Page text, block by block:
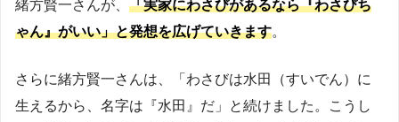
緒方賢一さんが、 「実家にわさびがあるなら『わさびち
ゃん』がいい」と発想を広げていきます。
さらに緒方賢一さんは、「わさびは水田（すいでん）に
生えるから、名字は『水田』だ」と続けました。こうし